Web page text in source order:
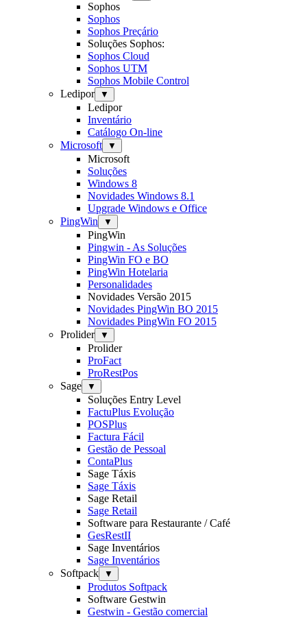
Sophos
Sophos
Sophos Preçário
Soluções Sophos:
Sophos Cloud
Sophos UTM
Sophos Mobile Control
Ledipor
▼
Ledipor
Inventário
Catálogo On-line
Microsoft
▼
Microsoft
Soluções
Windows 8
Novidades Windows 8.1
Upgrade Windows e Office
PingWin
▼
PingWin
Pingwin - As Soluções
PingWin FO e BO
PingWin Hotelaria
Personalidades
Novidades Versão 2015
Novidades PingWin BO 2015
Novidades PingWin FO 2015
Prolider
▼
Prolider
ProFact
ProRestPos
Sage
▼
Soluções Entry Level
FactuPlus Evolução
POSPlus
Factura Fácil
Gestão de Pessoal
ContaPlus
Sage Táxis
Sage Táxis
Sage Retail
Sage Retail
Software para Restaurante / Café
GesRestII
Sage Inventários
Sage Inventários
Softpack
▼
Produtos Softpack
Software Gestwin
Gestwin - Gestão comercial